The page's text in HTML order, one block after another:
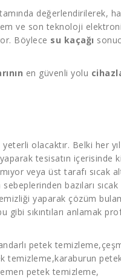
değerlendirilerek,
ve son teknoloji
Böylece su kaçağı
en güvenli yolu
olacaktır. Belki her
tesisatın içerisinde
veya üst tarafı sıcak
bazıları sıcak
yaparak çözüm
gibi sıkıntıları anlamak
petek temizleme
temizleme,karaburun
petek temizleme,